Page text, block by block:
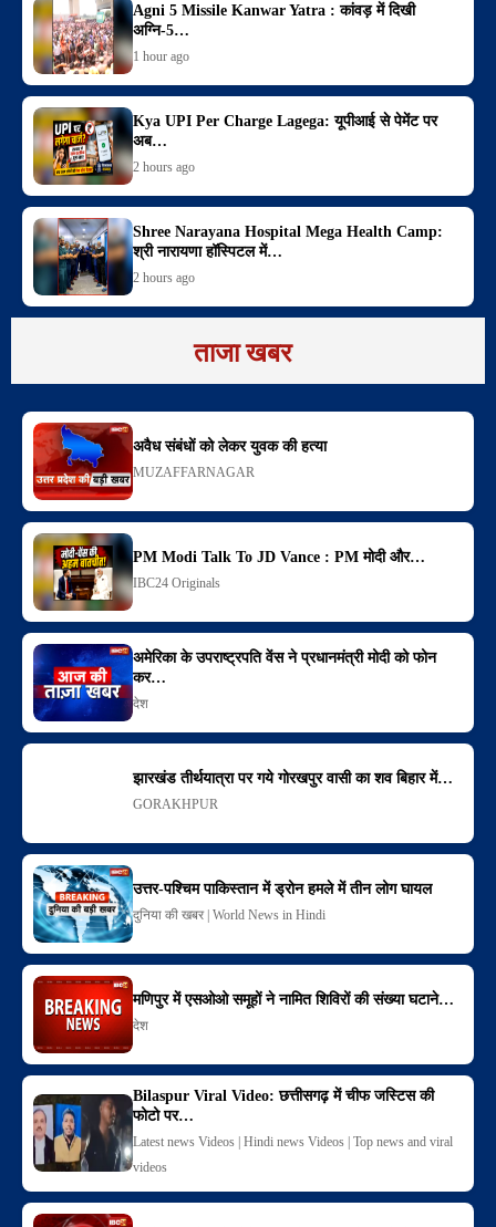
Agni 5 Missile Kanwar Yatra : कांवड़ में दिखी
अग्नि-5…
1 hour ago
Kya UPI Per Charge Lagega: यूपीआई से पेमेंट पर
अब…
2 hours ago
Shree Narayana Hospital Mega Health Camp:
श्री नारायणा हॉस्पिटल में…
2 hours ago
ताजा खबर
अवैध संबंधों को लेकर युवक की हत्या
MUZAFFARNAGAR
PM Modi Talk To JD Vance : PM मोदी और…
IBC24 Originals
अमेरिका के उपराष्ट्रपति वेंस ने प्रधानमंत्री मोदी को फोन
कर…
देश
झारखंड तीर्थयात्रा पर गये गोरखपुर वासी का शव बिहार में…
GORAKHPUR
उत्तर-पश्चिम पाकिस्तान में ड्रोन हमले में तीन लोग घायल
दुनिया की खबर | World News in Hindi
मणिपुर में एसओओ समूहों ने नामित शिविरों की संख्या घटाने…
देश
Bilaspur Viral Video: छत्तीसगढ़ में चीफ जस्टिस की
फोटो पर…
Latest news Videos | Hindi news Videos | Top news and viral
videos